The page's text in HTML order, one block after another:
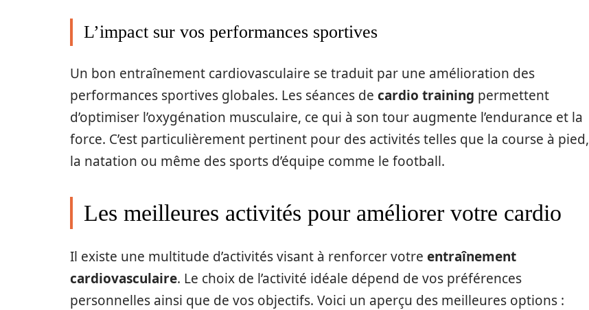
L’impact sur vos performances sportives
Un bon entraînement cardiovasculaire se traduit par une amélioration des
performances sportives globales. Les séances de cardio training permettent
d’optimiser l’oxygénation musculaire, ce qui à son tour augmente l’endurance et la
force. C’est particulièrement pertinent pour des activités telles que la course à pied,
la natation ou même des sports d’équipe comme le football.
Les meilleures activités pour améliorer votre cardio
Il existe une multitude d’activités visant à renforcer votre entraînement
cardiovasculaire. Le choix de l’activité idéale dépend de vos préférences
personnelles ainsi que de vos objectifs. Voici un aperçu des meilleures options :